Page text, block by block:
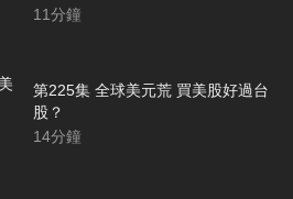
11分鐘
第225集 全球美元荒 買美股好過台
股？
14分鐘